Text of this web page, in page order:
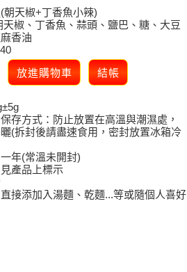
朝天椒+丁香魚小辣)
天椒、丁香魚、蒜頭、鹽巴、糖、大豆
香油
存方式：防止放置在高溫與潮濕處，
(拆封後請盡速食用，密封放置冰箱冷
年(常溫未開封)
產品上標示
接添加入湯麵、乾麵...等或隨個人喜好